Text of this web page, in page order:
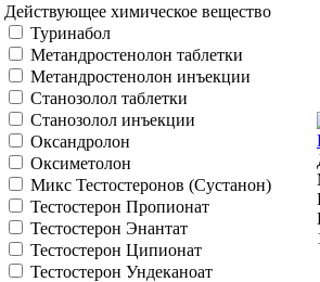
Действующее химическое вещество
Туринабол
Метандростенолон таблетки
Метандростенолон инъекции
Станозолол таблетки
Станозолол инъекции
Оксандролон
Оксиметолон
Микс Тестостеронов (Сустанон)
Тестостерон Пропионат
Тестостерон Энантат
Тестостерон Ципионат
Тестостерон Ундеканоат